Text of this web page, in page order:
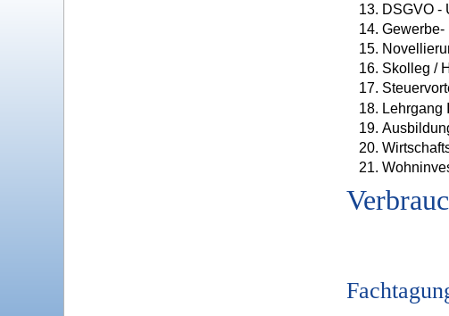
DSGVO -
Gewerbe-
Skolleg /
Lehrgang